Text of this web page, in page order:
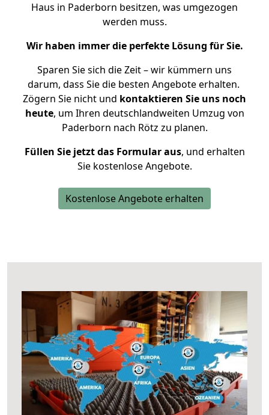
Haus in Paderborn besitzen, was umgezogen
werden muss.
Wir haben immer die perfekte Lösung für Sie.
Sparen Sie sich die Zeit – wir kümmern uns
darum, dass Sie die besten Angebote erhalten.
Zögern Sie nicht und kontaktieren Sie uns noch
heute, um Ihren deutschlandweiten Umzug von
Paderborn nach Rötz zu planen.
Füllen Sie jetzt das Formular aus, und erhalten
Sie kostenlose Angebote.
Kostenlose Angebote erhalten